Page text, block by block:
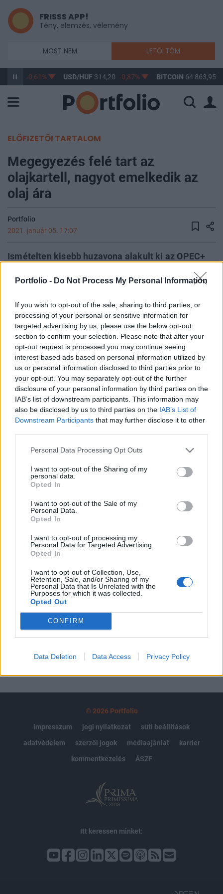
Portfolio - Do Not Process My Personal Information
If you wish to opt-out of the sale, sharing to third parties, or
processing of your personal or sensitive information for
targeted advertising by us, please use the below opt-out
section to confirm your selection. Please note that after your
opt-out request is processed you may continue seeing
interest-based ads based on personal information utilized by
us or personal information disclosed to third parties prior to
your opt-out. You may separately opt-out of the further
disclosure of your personal information by third parties on the
IAB’s list of downstream participants. This information may
also be disclosed by us to third parties on the IAB’s List of
Downstream Participants that may further disclose it to other
Personal Data Processing Opt Outs
I want to opt-out of the Sharing of my
personal data.
Opted In
I want to opt-out of the Sale of my
Personal Data.
Opted In
I want to opt-out of processing my
Personal Data for Targeted Advertising.
Opted In
I want to opt-out of Collection, Use,
Retention, Sale, and/or Sharing of my
Personal Data that Is Unrelated with the
Purposes for which it was collected.
Opted Out
CONFIRM
Data Deletion Data Access Privacy Policy
FRISSS APP!
Tény, elemzés, vélemény
MOST NEM LETÖLTÖM
-0,61% USD/HUF314,20 -0,87% BITCOIN 64 863,95
ELŐFIZETŐI TARTALOM
Megegyezés felé tart az
olajkartell, nagyot emelkedik az
olaj ára
Portfolio
2021. január 05. 17:07
Ismételten kisebb huzavona alakult ki az OPEC+
megegyezni a tagországok egymással a februári
források szerint már közel járhat a megállapodás,
hogy februártól ne növeljék ismét az
olajkitermelést a tagországok újabb napi 500 ezer
hordóval.
Az is segíti a mostani emelkedést, hogy Irán lefoglalt egy
dél-koreai tankerhajót és folytatta az urándúsítási
programját is, ami azt jelenti, hogy a vele szembeni
szankciók is maradhatnak a helyükön még egy ideig.
Korábban még amiatt aggódtak a befektetők, hogy Joe
KEDVES OLVASÓNK!
A keresett cikk a portfolio.hu hírarchívumához
tartozik, melynek olvasása előfizetéses
regisztrációhoz kötött.
Az előfizetés a következőket tartalmazza:
Portfolio.hu teljes cikkarchívum
Kötéslisták: BÉT elmúlt 2 év napon belüli
kötéslistái
Előfizetés
MÁR ELŐFIZETŐNK VAGY?
© 2026 Portfolio
impresszum
jogi nyilatkozat
süti beállítások
adatvédelem
szerzői jogok médiaajánlat
karrier
kommentkezelés
ÁSZF
Itt keressen minket: